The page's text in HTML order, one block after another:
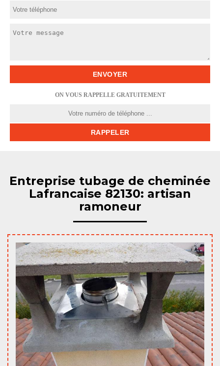
ON VOUS RAPPELLE GRATUITEMENT
Entreprise tubage de cheminée
Lafrancaise 82130: artisan
ramoneur